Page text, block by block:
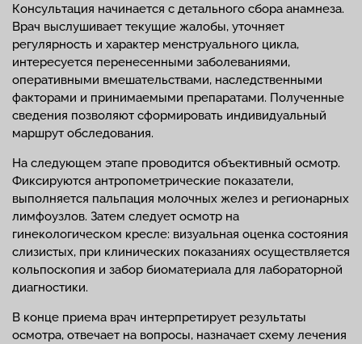
Консультация начинается с детального сбора анамнеза.
Врач выслушивает текущие жалобы, уточняет
регулярность и характер менструального цикла,
интересуется перенесенными заболеваниями,
оперативными вмешательствами, наследственными
факторами и принимаемыми препаратами. Полученные
сведения позволяют сформировать индивидуальный
маршрут обследования.
На следующем этапе проводится объективный осмотр.
Фиксируются антропометрические показатели,
выполняется пальпация молочных желез и регионарных
лимфоузлов. Затем следует осмотр на
гинекологическом кресле: визуальная оценка состояния
слизистых, при клинических показаниях осуществляется
кольпоскопия и забор биоматериала для лабораторной
диагностики.
В конце приема врач интерпретирует результаты
осмотра, отвечает на вопросы, назначает схему лечения